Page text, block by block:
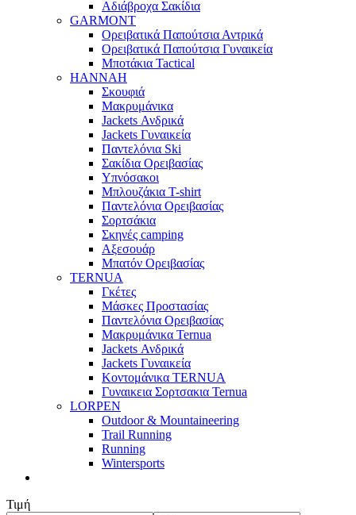
Αδιάβροχα Σακίδια
GARMONT
Ορειβατικά Παπούτσια Αντρικά
Ορειβατικά Παπούτσια Γυναικεία
Μποτάκια Tactical
HANNAH
Σκουφιά
Μακρυμάνικα
Jackets Ανδρικά
Jackets Γυναικεία
Παντελόνια Ski
Σακίδια Ορειβασίας
Υπνόσακοι
Μπλουζάκια T-shirt
Παντελόνια Ορειβασίας
Σορτσάκια
Σκηνές camping
Αξεσουάρ
Μπατόν Ορειβασίας
TERNUA
Γκέτες
Μάσκες Προστασίας
Παντελόνια Ορειβασίας
Μακρυμάνικα Ternua
Jackets Ανδρικά
Jackets Γυναικεία
Κοντομάνικα TERNUA
Γυναικεια Σορτσακια Ternua
LORPEN
Outdoor & Mountaineering
Trail Running
Running
Wintersports
Τιμή